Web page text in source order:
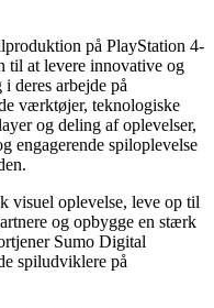
på PlayStation 4-
til at levere innovative og
deres arbejde på
værktøjer, teknologiske
og deling af oplevelser,
engagerende spiloplevelse
visuel oplevelse, leve op til
og opbygge en stærk
Sumo Digital
spiludviklere på